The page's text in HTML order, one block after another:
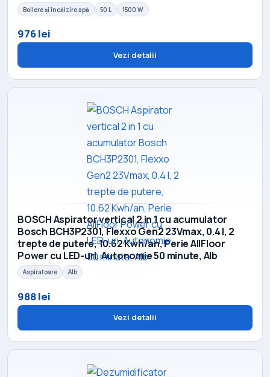
Boilere și încălzire apă 50 L 1500 W
976 lei
Vezi detalii
BOSCH Aspirator vertical 2 in 1 cu acumulator
Bosch BCH3P2301, Flexxo Gen2 23Vmax, 0.4 l, 2
trepte de putere, 10.62 Kwh/an, Perie AllFloor
Power cu LED-uri, Autonomie 50 minute, Alb
Aspiratoare Alb
988 lei
Vezi detalii